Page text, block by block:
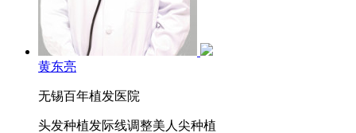
黄东亮
无锡百年植发医院
头发种植发际线调整美人尖种植